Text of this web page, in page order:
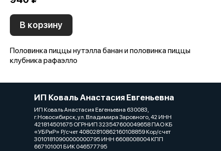
В корзину
Половинка пиццы нутэлла банан и половинка пиццы
клубника рафаэлло
ИП Коваль Анастасия Евгеньевна
ИП Коваль Анастасия Евгеньевна 630083,
г.Новосибирск, ул. Владимира Заровного, 42 ИНН
421814501675 ОГРНИП 323547600049658 ПАО КБ
«УБРиР» Р/счет 40802810862160108859 Кор/счет
30101810900000000795 ИНН 6608008004 КПП
667101001 БИК 046577795